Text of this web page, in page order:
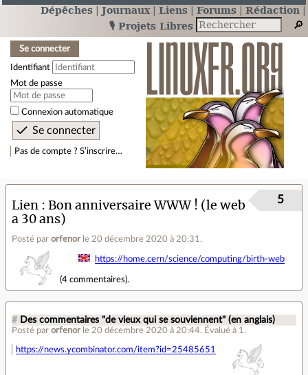
Dépêches Journaux Liens Forums
Rédaction
🎙️ Projets Libres
Se connecter
Identifiant
Mot de passe
Connexion automatique
Pas de compte ? S’inscrire…
Lien
Bon anniversaire WWW ! (le web
a 30 ans)
Posté par orfenor le 20 décembre 2020 à 20:31 .
5
https://home.cern/science/computing/birth-web
(4 commentaires).
# Des commentaires "de vieux qui se souviennent" (en anglais)
Posté par orfenor le 20 décembre 2020 à 20:44. Évalué à 1 .
https://news.ycombinator.com/item?id=25485651